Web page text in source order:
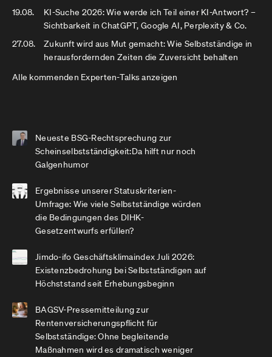
19.08.
KI-Suche 2026: Wie werde ich Teil einer KI-Antwort? –
Sichtbarkeit in ChatGPT, Google AI, Perplexity & Co.
27.08.
Zukunft wird aus Mut gemacht: Wie Selbstständige in
herausfordernden Zeiten die Zuversicht behalten
Alle kommenden Experten-Talks anzeigen
Neueste BSG-Rechtsprechung zur
Scheinselbstständigkeit:Da hilft nur noch
Galgenhumor
Ergebnisse unserer Statuskriterien-
Umfrage: Wie viele Selbstständige würden
die Bedingungen des DIHK-
Gesetzentwurfs erfüllen?
Jimdo-ifo Geschäftsklimaindex Juli 2026:
Existenzbedrohung bei Selbstständigen auf
Höchststand seit Erhebungsbeginn
BAGSV-Pressemitteilung zur
Rentenversicherungspflicht für
Selbstständige: Ohne begleitende
Maßnahmen wird es dramatisch weniger